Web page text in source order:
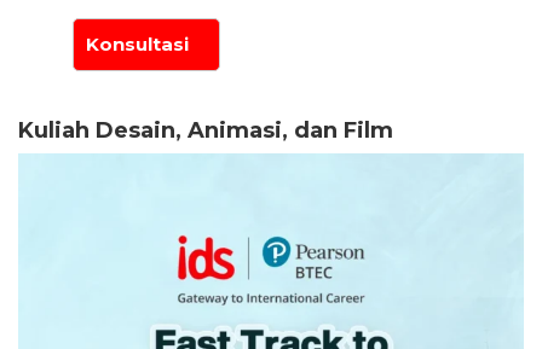
Kuliah Desain, Animasi, dan Film